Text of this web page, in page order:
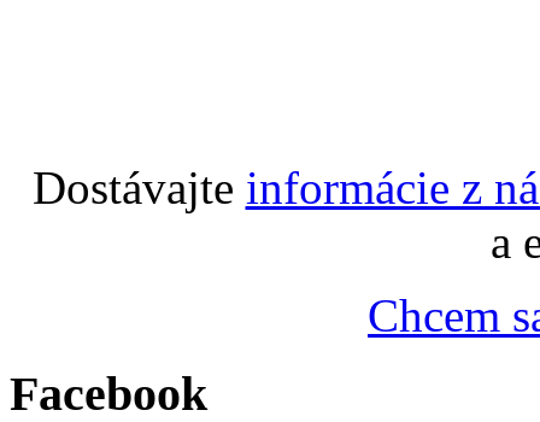
Dostávajte informácie z
a
Chcem
Facebook